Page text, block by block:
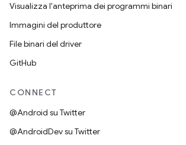
Visualizza l'anteprima dei programmi binari
Immagini del produttore
File binari del driver
GitHub
CONNECT
@Android su Twitter
@AndroidDev su Twitter